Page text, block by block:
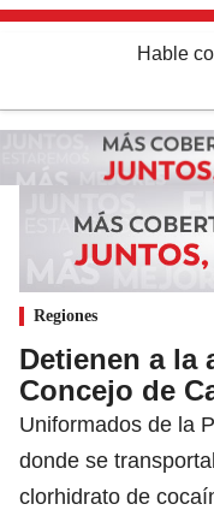
Hable
Regiones
Detienen a la
Concejo de
Uniformados de la
donde se
clorhidrato de